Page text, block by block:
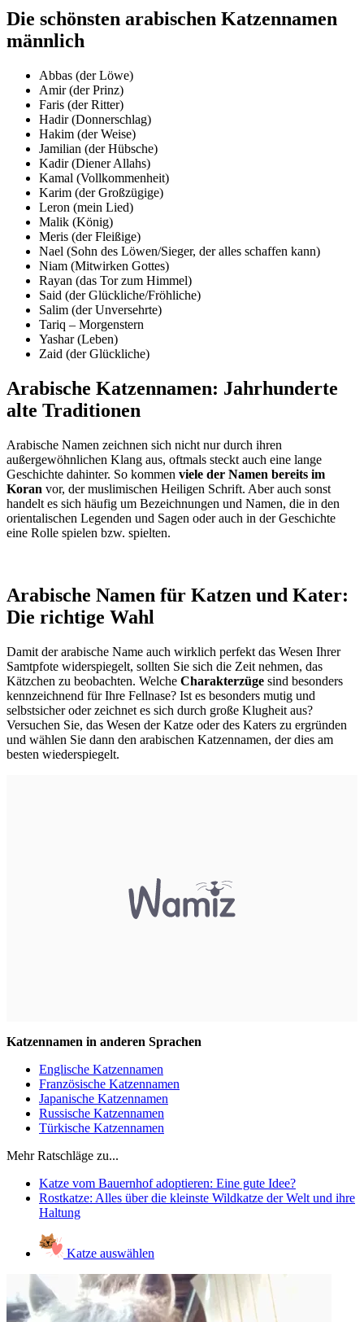
Die schönsten arabischen Katzennamen
männlich
Abbas (der Löwe)
Amir (der Prinz)
Faris (der Ritter)
Hadir (Donnerschlag)
Hakim (der Weise)
Jamilian (der Hübsche)
Kadir (Diener Allahs)
Kamal (Vollkommenheit)
Karim (der Großzügige)
Leron (mein Lied)
Malik (König)
Meris (der Fleißige)
Nael (Sohn des Löwen/Sieger, der alles schaffen kann)
Niam (Mitwirken Gottes)
Rayan (das Tor zum Himmel)
Said (der Glückliche/Fröhliche)
Salim (der Unversehrte)
Tariq – Morgenstern
Yashar (Leben)
Zaid (der Glückliche)
Arabische Katzennamen: Jahrhunderte
alte Traditionen
Arabische Namen zeichnen sich nicht nur durch ihren
außergewöhnlichen Klang aus, oftmals steckt auch eine lange
Geschichte dahinter. So kommen viele der Namen bereits im
Koran vor, der muslimischen Heiligen Schrift. Aber auch sonst
handelt es sich häufig um Bezeichnungen und Namen, die in den
orientalischen Legenden und Sagen oder auch in der Geschichte
eine Rolle spielen bzw. spielten.
Arabische Namen für Katzen und Kater:
Die richtige Wahl
Damit der arabische Name auch wirklich perfekt das Wesen Ihrer
Samtpfote widerspiegelt, sollten Sie sich die Zeit nehmen, das
Kätzchen zu beobachten. Welche Charakterzüge sind besonders
kennzeichnend für Ihre Fellnase? Ist es besonders mutig und
selbstsicher oder zeichnet es sich durch große Klugheit aus?
Versuchen Sie, das Wesen der Katze oder des Katers zu ergründen
und wählen Sie dann den arabischen Katzennamen, der dies am
besten wiederspiegelt.
Katzennamen in anderen Sprachen
Englische Katzennamen
Französische Katzennamen
Japanische Katzennamen
Russische Katzennamen
Türkische Katzennamen
Mehr Ratschläge zu...
Katze vom Bauernhof adoptieren: Eine gute Idee?
Rostkatze: Alles über die kleinste Wildkatze der Welt und ihre
Haltung
Katze auswählen